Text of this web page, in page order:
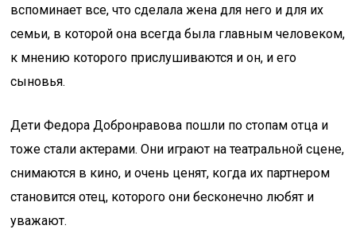
вспоминает все, что сделала жена для него и для их
семьи, в которой она всегда была главным человеком,
к мнению которого прислушиваются и он, и его
сыновья.
Дети Федора Добронравова пошли по стопам отца и
тоже стали актерами. Они играют на театральной сцене,
снимаются в кино, и очень ценят, когда их партнером
становится отец, которого они бесконечно любят и
уважают.